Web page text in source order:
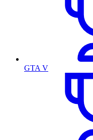
GTA V